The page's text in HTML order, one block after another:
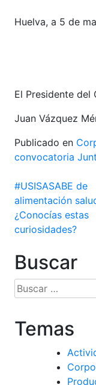
Huelva, a 5 de
El Presidente del
Juan Vázquez
Publicado en
convocatoria
de
entradas
#USISASABE de
alimentación
¿Conocías estas
curiosidades?
Buscar
Buscar:
Temas